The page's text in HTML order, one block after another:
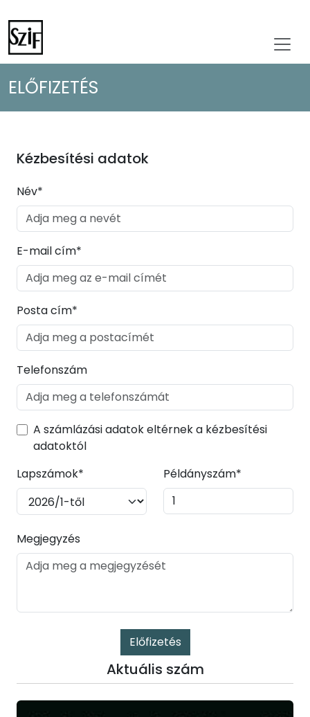
ELŐFIZETÉS
Kézbesítési adatok
Név*
E-mail cím*
Posta cím*
Telefonszám
A számlázási adatok eltérnek a kézbesítési
adatoktól
Lapszámok*
Példányszám*
Megjegyzés
Előfizetés
Aktuális szám